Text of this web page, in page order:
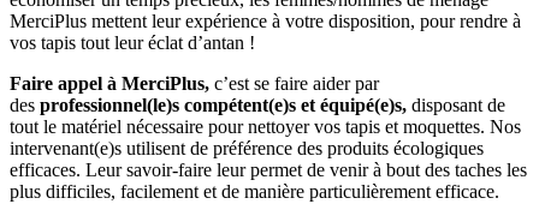
MerciPlus mettent leur expérience à votre disposition, pour rendre à
vos tapis tout leur éclat d’antan !
Faire appel à MerciPlus, c’est se faire aider par
des professionnel(le)s compétent(e)s et équipé(e)s, disposant de
tout le matériel nécessaire pour nettoyer vos tapis et moquettes. Nos
intervenant(e)s utilisent de préférence des produits écologiques
efficaces. Leur savoir-faire leur permet de venir à bout des taches les
plus difficiles, facilement et de manière particulièrement efficace.